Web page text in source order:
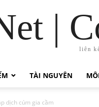
|
liên
TÀI NGUYÊN
dịch cúm gia cầm